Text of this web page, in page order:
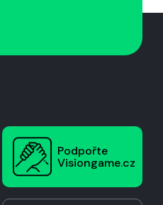
Podpořte
Visiongame.cz